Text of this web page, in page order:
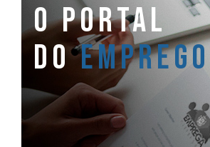
O PORTAL
DOEMPREGO